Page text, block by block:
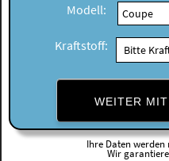
Modell:
Kraftstoff:
WEITER
Ihre Daten
Wir